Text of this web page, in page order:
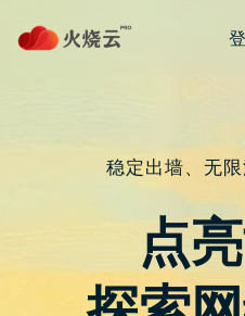
天空树加速器apk
目录
14个被低
02/10/2024 天空